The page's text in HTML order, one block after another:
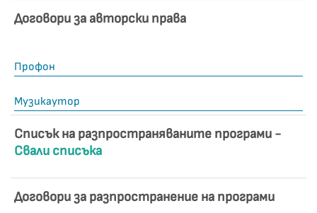
Договори за авторски права
Профон
Музикаутор
Списък на разпространяваните програми -
Свали списъка
Договори за разпространение на програми